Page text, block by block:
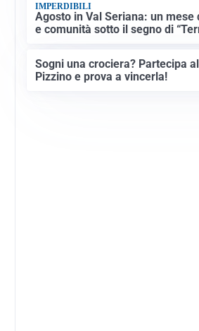
IMPERDIBILI
Agosto in Val Seriana: un
e comunità sotto il segno di
Sogni una crociera? Partecipa
Pizzino e prova a vincerla!